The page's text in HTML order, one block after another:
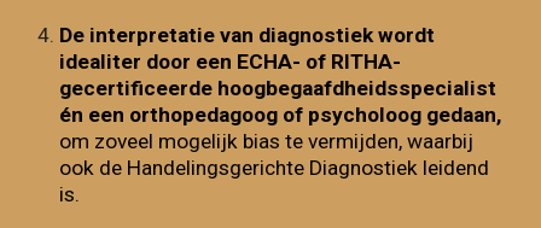
De interpretatie van diagnostiek wordt
idealiter door een ECHA- of RITHA-
gecertificeerde hoogbegaafdheidsspecialist
én een orthopedagoog of psycholoog gedaan,
om zoveel mogelijk bias te vermijden, waarbij
ook de Handelingsgerichte Diagnostiek leidend
is.